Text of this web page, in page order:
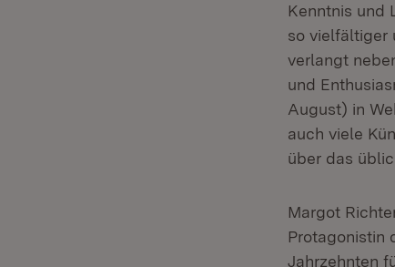
Kenntnis und
so vielfältiger
verlangt
und
August) in
auch viele
über das
Margot
Protagonistin
Jahrzehnten